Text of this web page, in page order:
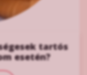
tartós
esetén?